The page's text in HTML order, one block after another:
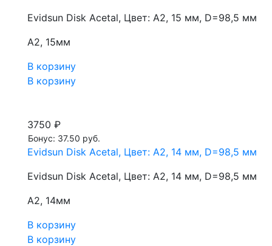
Evidsun Disk Acetal, Цвет: A2, 15 мм, D=98,5 мм
A2, 15мм
В корзину
В корзину
3750 ₽
Бонус: 37.50 руб.
Evidsun Disk Acetal, Цвет: A2, 14 мм, D=98,5 мм
Evidsun Disk Acetal, Цвет: A2, 14 мм, D=98,5 мм
A2, 14мм
В корзину
В корзину